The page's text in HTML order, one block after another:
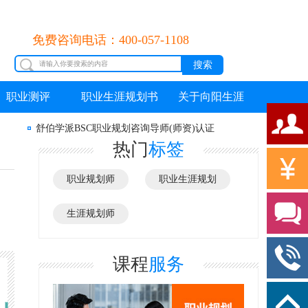
免费咨询电话：400-057-1108
职业测评 职业生涯规划书 关于向阳生涯
舒伯学派BSC职业规划咨询导师(师资)认证
热门标签
职业规划师 职业生涯规划
生涯规划师
课程服务